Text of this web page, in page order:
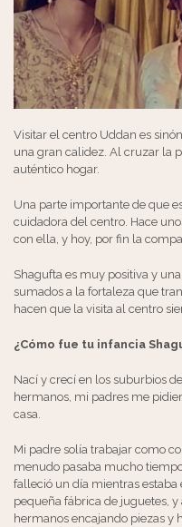
Visitar el centro Uddan es
una gran calidez. Al cruzar la
auténtico hogar.
Una parte importante de que
cuidadora del centro. Hace
con ella, y hoy, por fin la
Shagufta es muy positiva y
sumados a la fortaleza que
hacen que la visita al centro
¿Cómo fue tu infancia
Nací y crecí en los suburbios
hermanos, mi padres me
casa.
Mi padre solía trabajar como
menudo pasaba mucho
falleció un día mientras estaba
pequeña fábrica de juguetes,
hermanos encajando piezas y